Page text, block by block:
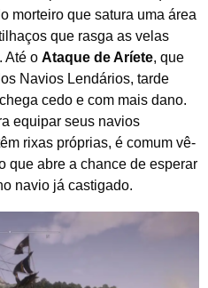
morteiro que satura uma área
que rasga as velas
Até o Ataque de Aríete, que
Navios Lendários, tarde
cedo e com mais dano.
equipar seus navios
rixas próprias, é comum vê-
que abre a chance de esperar
navio já castigado.